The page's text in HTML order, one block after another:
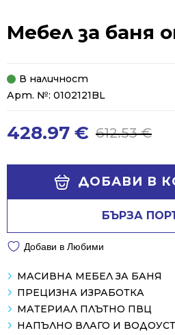
Мебел за баня
В наличност
Арт. №: 0102121BL
612.53€
Original
was:
612.53 €.
428.97 €
Current
is:
428.97 €.
ДОБАВИ В
БЪРЗА
Добави в Любими
МАСИВНА МЕБЕЛ ЗА БАНЯ
ПРЕЦИЗНА ИЗРАБОТКА
МАТЕРИАЛ ПЛЪТНО ПВЦ
НАПЪЛНО ВЛАГО И